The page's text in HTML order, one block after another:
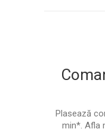
Plasează
min*. Afla